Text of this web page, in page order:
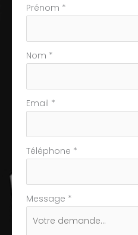
Formulaire
téléphone
Prénom *
Nom *
Email *
Téléphone *
Message *